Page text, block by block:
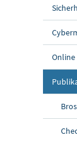
Online